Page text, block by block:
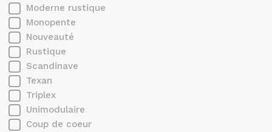
Moderne rustique
Monopente
Nouveauté
Rustique
Scandinave
Texan
Triplex
Unimodulaire
Coup de coeur